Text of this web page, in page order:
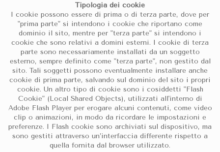
Tipologia dei cookie
I cookie possono essere di prima o di terza parte, dove per
"prima parte" si intendono i cookie che riportano come
dominio il sito, mentre per "terza parte" si intendono i
cookie che sono relativi a domini esterni. I cookie di terza
parte sono necessariamente installati da un soggetto
esterno, sempre definito come "terza parte", non gestito dal
sito. Tali soggetti possono eventualmente installare anche
cookie di prima parte, salvando sul dominio del sito i propri
cookie. Un altro tipo di cookie sono i cosiddetti "Flash
Cookie" (Local Shared Objects), utilizzati all'interno di
Adobe Flash Player per erogare alcuni contenuti, come video
clip o animazioni, in modo da ricordare le impostazioni e
preferenze. I Flash cookie sono archiviati sul dispositivo, ma
sono gestiti attraverso un’interfaccia differente rispetto a
quella fornita dal browser utilizzato.